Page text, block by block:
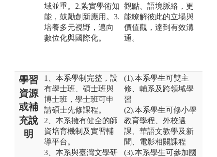
域並重。2.紮實學術知
能，鼓勵創新應用。3.
培養多元視野，邁向
數位化與國際化。
觀點、語境脈絡，更
能瞭解彼此的立場與
價值觀，達到有效溝
通。
學習
資源
或補
充說
明
1、本系學制完整，設
有學士班、碩士班與
博士班，學士班可申
請碩士先修課程。
2、本系擁有健全的師
資培育機制及實習輔
導平台。
3、本系與臺灣文學研
(1).本系學生可雙主
修、輔系及跨領域學
習
(2).本系學生可修小學
教育學程、外校選
課、華語文教學及新
聞、電影相關課程
(3).本系學生可參加國